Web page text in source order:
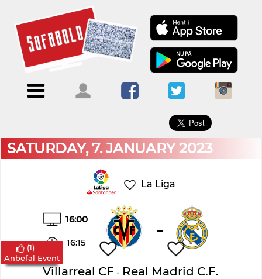
Menu
ForsideKalendere
Blogs
Om
Sofabold
Kontakt
bruger
ind
×
SATURDAY, 7. JANUARY 2023
La Liga
16:00
16:15 -
Villarreal CF - Real Madrid C.F.
(1)
Anbefal Event